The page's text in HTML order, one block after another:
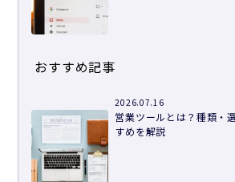
おすすめ記事
2026.07.16
営業ツールとは？種類・
すめを解説